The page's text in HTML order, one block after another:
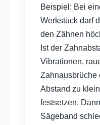
Beispiel: Bei
Werkstück darf
den Zähnen
Ist der
Vibrationen,
Zahnausbrüche
Abstand zu
festsetzen.
Sägeband